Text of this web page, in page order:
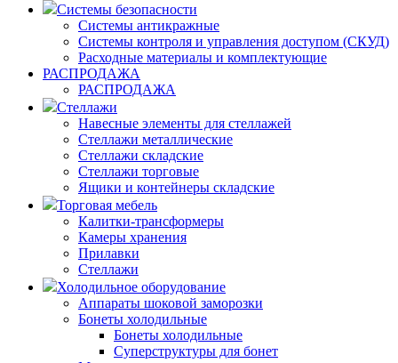
Системы безопасности
Системы антикражные
Системы контроля и управления доступом (СКУД)
Расходные материалы и комплектующие
РАСПРОДАЖА
РАСПРОДАЖА
Стеллажи
Навесные элементы для стеллажей
Стеллажи металлические
Стеллажи складские
Стеллажи торговые
Ящики и контейнеры складские
Торговая мебель
Калитки-трансформеры
Камеры хранения
Прилавки
Стеллажи
Холодильное оборудование
Аппараты шоковой заморозки
Бонеты холодильные
Бонеты холодильные
Суперструктуры для бонет